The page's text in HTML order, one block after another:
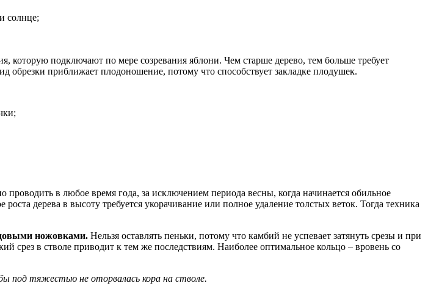
солнце;
которую подключают по мере созревания яблони. Чем старше дерево, тем больше требует
приближает плодоношение, потому что способствует закладке плодушек.
в любое время года, за исключением периода весны, когда начинается обильное
дерева в высоту требуется укорачивание или полное удаление толстых веток. Тогда техника
ножовками. Нельзя оставлять пеньки, потому что камбий не успевает затянуть срезы и при
срез в стволе приводит к тем же последствиям. Наиболее оптимальное кольцо – вровень со
под тяжестью не оторвалась кора на стволе.